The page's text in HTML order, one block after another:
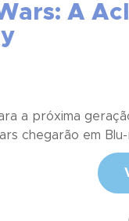
A
a próxima
chegarão em Blu-